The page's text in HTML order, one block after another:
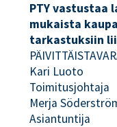
PTY vastustaa
mukaista
tarkastuksiin
Kari Luoto
Toimitusjohtaja
Merja
Asiantuntija